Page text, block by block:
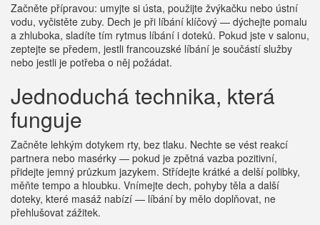
Začněte přípravou: umyjte si ústa, použijte žvýkačku nebo ústní
vodu, vyčistěte zuby. Dech je při líbání klíčový — dýchejte pomalu
a zhluboka, sladíte tím rytmus líbání i doteků. Pokud jste v salonu,
zeptejte se předem, jestli francouzské líbání je součástí služby
nebo jestli je potřeba o něj požádat.
Jednoduchá technika, která
funguje
Začněte lehkým dotykem rty, bez tlaku. Nechte se vést reakcí
partnera nebo masérky — pokud je zpětná vazba pozitivní,
přidejte jemný průzkum jazykem. Střídejte krátké a delší polibky,
měňte tempo a hloubku. Vnímejte dech, pohyby těla a další
doteky, které masáž nabízí — líbání by mělo doplňovat, ne
přehlušovat zážitek.